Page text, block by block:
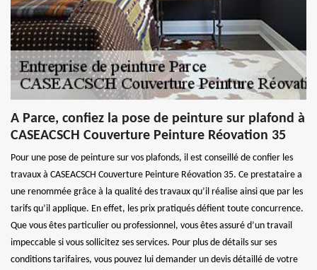
A Parce, confiez la pose de peinture sur plafond à
CASEACSCH Couverture Peinture Réovation 35
Pour une pose de peinture sur vos plafonds, il est conseillé de confier les
travaux à CASEACSCH Couverture Peinture Réovation 35. Ce prestataire a
une renommée grâce à la qualité des travaux qu’il réalise ainsi que par les
tarifs qu’il applique. En effet, les prix pratiqués défient toute concurrence.
Que vous êtes particulier ou professionnel, vous êtes assuré d’un travail
impeccable si vous sollicitez ses services. Pour plus de détails sur ses
conditions tarifaires, vous pouvez lui demander un devis détaillé de votre